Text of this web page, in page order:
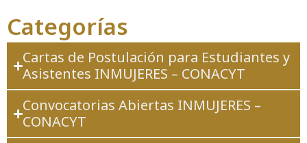
Categorías
Cartas de Postulación para Estudiantes y
Asistentes INMUJERES – CONACYT
Convocatorias Abiertas INMUJERES –
CONACYT